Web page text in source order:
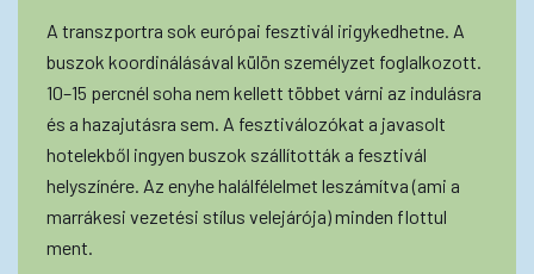
A transzportra sok európai fesztivál irigykedhetne. A
buszok koordinálásával külön személyzet foglalkozott.
10–15 percnél soha nem kellett többet várni az indulásra
és a hazajutásra sem. A fesztiválozókat a javasolt
hotelekből ingyen buszok szállították a fesztivál
helyszínére. Az enyhe halálfélelmet leszámítva (ami a
marrákesi vezetési stílus velejárója) minden flottul
ment.